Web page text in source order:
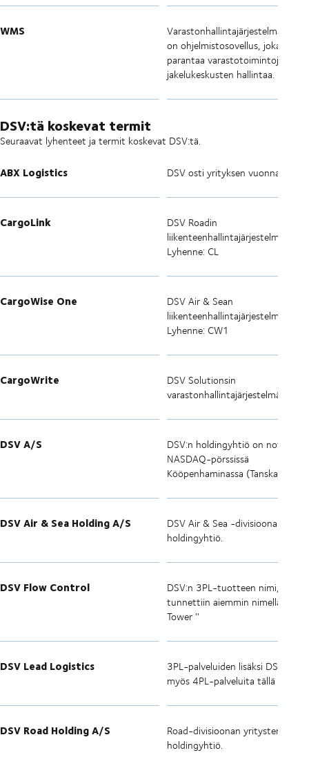
WMS
Varastonhallintajärjestelmä
on ohjelmistosovellus, joka
parantaa varastotoimintoja ja
jakelukeskusten hallintaa.
DSV:tä koskevat termit
Seuraavat lyhenteet ja termit koskevat DSV:tä.
ABX Logistics DSV osti yrityksen vuonna 2008.
CargoLink
DSV Roadin
liikenteenhallintajärjestelmä.
Lyhenne: CL
CargoWise One
DSV Air & Sean
liikenteenhallintajärjestelmä.
Lyhenne: CW1
CargoWrite
DSV Solutionsin
varastonhallintajärjestelmä.
DSV A/S
DSV:n holdingyhtiö on
NASDAQ-pörssissä
Kööpenhaminassa (Tanska).
DSV Air & Sea Holding A/S
DSV Air & Sea -divisioonan
holdingyhtiö.
DSV Flow Control
DSV:n 3PL-tuotteen nimi, joka
tunnettiin aiemmin nimellä
Tower ''
DSV Lead Logistics
3PL-palveluiden lisäksi DSV
myös 4PL-palveluita tällä nimellä.
DSV Road Holding A/S
Road-divisioonan yritysten
holdingyhtiö.